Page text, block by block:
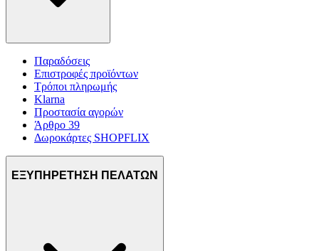
Παραδόσεις
Επιστροφές προϊόντων
Τρόποι πληρωμής
Klarna
Προστασία αγορών
Άρθρο 39
Δωροκάρτες SHOPFLIX
ΕΞΥΠΗΡΕΤΗΣΗ ΠΕΛΑΤΩΝ